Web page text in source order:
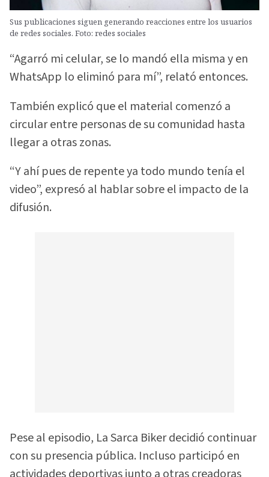
Sus publicaciones siguen generando reacciones entre los usuarios
de redes sociales. Foto: redes sociales
“Agarró mi celular, se lo mandó ella misma y en
WhatsApp lo eliminó para mí”, relató entonces.
También explicó que el material comenzó a
circular entre personas de su comunidad hasta
llegar a otras zonas.
“Y ahí pues de repente ya todo mundo tenía el
video”, expresó al hablar sobre el impacto de la
difusión.
Pese al episodio, La Sarca Biker decidió continuar
con su presencia pública. Incluso participó en